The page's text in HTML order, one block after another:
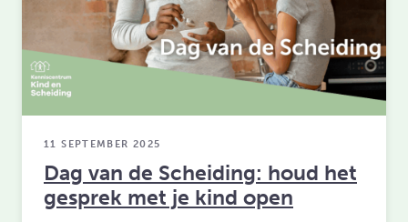
Dag van de Scheiding: houd het
gesprek met je kind open
11 SEPTEMBER 2025